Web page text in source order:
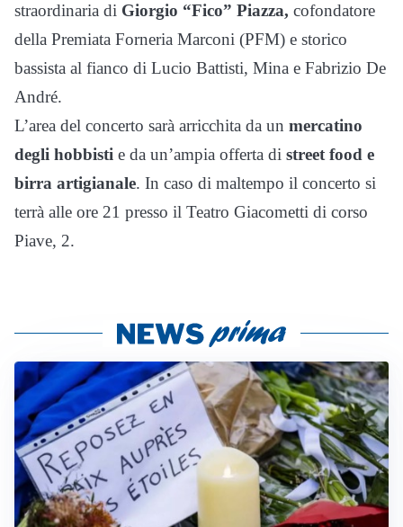
straordinaria di Giorgio “Fico” Piazza, cofondatore
della Premiata Forneria Marconi (PFM) e storico
bassista al fianco di Lucio Battisti, Mina e Fabrizio De
André.
L’area del concerto sarà arricchita da un mercatino
degli hobbisti e da un’ampia offerta di street food e
birra artigianale. In caso di maltempo il concerto si
terrà alle ore 21 presso il Teatro Giacometti di corso
Piave, 2.